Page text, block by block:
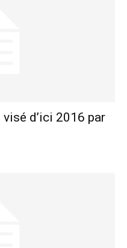
visé d’ici 2016 par